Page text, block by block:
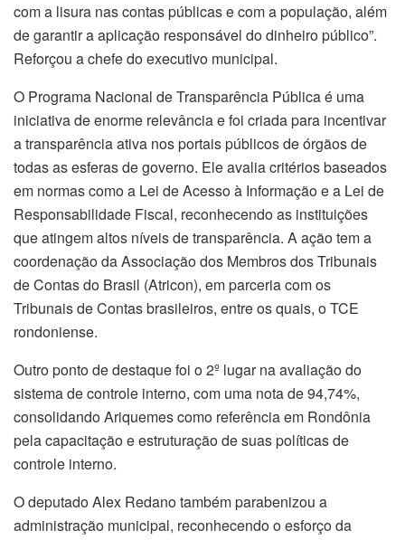
com a lisura nas contas públicas e com a população, além
de garantir a aplicação responsável do dinheiro público”.
Reforçou a chefe do executivo municipal.
O Programa Nacional de Transparência Pública é uma
iniciativa de enorme relevância e foi criada para incentivar
a transparência ativa nos portais públicos de órgãos de
todas as esferas de governo. Ele avalia critérios baseados
em normas como a Lei de Acesso à Informação e a Lei de
Responsabilidade Fiscal, reconhecendo as instituições
que atingem altos níveis de transparência. A ação tem a
coordenação da Associação dos Membros dos Tribunais
de Contas do Brasil (Atricon), em parceria com os
Tribunais de Contas brasileiros, entre os quais, o TCE
rondoniense.
Outro ponto de destaque foi o 2º lugar na avaliação do
sistema de controle interno, com uma nota de 94,74%,
consolidando Ariquemes como referência em Rondônia
pela capacitação e estruturação de suas políticas de
controle interno.
O deputado Alex Redano também parabenizou a
administração municipal, reconhecendo o esforço da